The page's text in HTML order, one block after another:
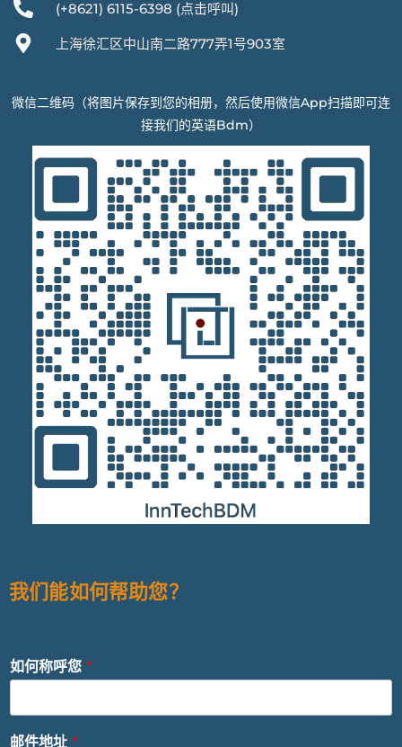
(+8621) 6115-6398 (点击呼叫)
上海徐汇区中山南二路777弄1号903室
微信二维码（将图片保存到您的相册，然后使用微信App扫描即可连
接我们的英语Bdm）
我们能如何帮助您？
如何称呼您 *
邮件地址 *